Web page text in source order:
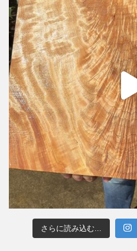
さらに読み込む...